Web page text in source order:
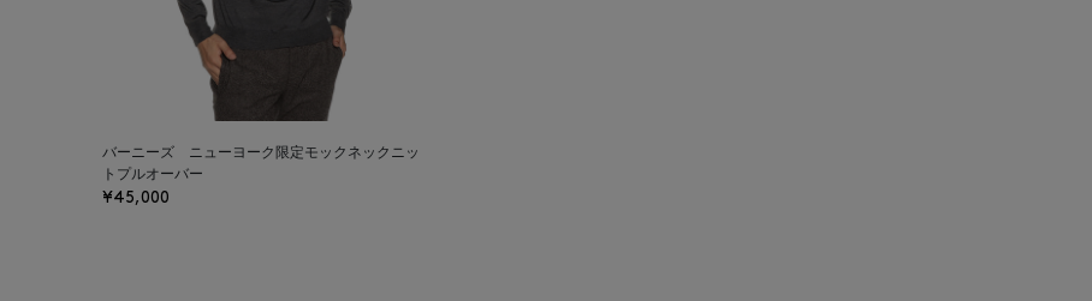
バーニーズ ニューヨーク限定モックネックニッ
トプルオーバー
¥45,000